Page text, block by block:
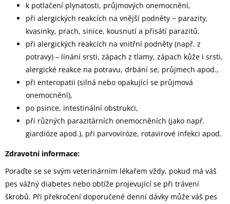
k potlačení plynatosti, průjmových onemocnění,
při alergických reakcích na vnější podněty − parazity,
kvasinky, prach, sinice, kousnutí a přisátí parazitů,
při alergických reakcích na vnitřní podněty (např. z
potravy) – línání srsti, zápach z tlamy, zápach kůže i srsti,
alergické reakce na potravu, drbání se, průjmech apod.,
při enteropatii (silná nebo opakující se průjmová
onemocnění),
po psince, intestinální obstrukci,
při různých parazitárních onemocněních (jako např.
giardióze apod.), při parvoviróze, rotavirové infekci apod.
Zdravotní informace:
Poraďte se se svým veterinárním lékařem vždy, pokud má váš
pes vážný diabetes nebo obtíže projevující se při trávení
škrobů. Při překročení doporučené denní dávky může váš pes